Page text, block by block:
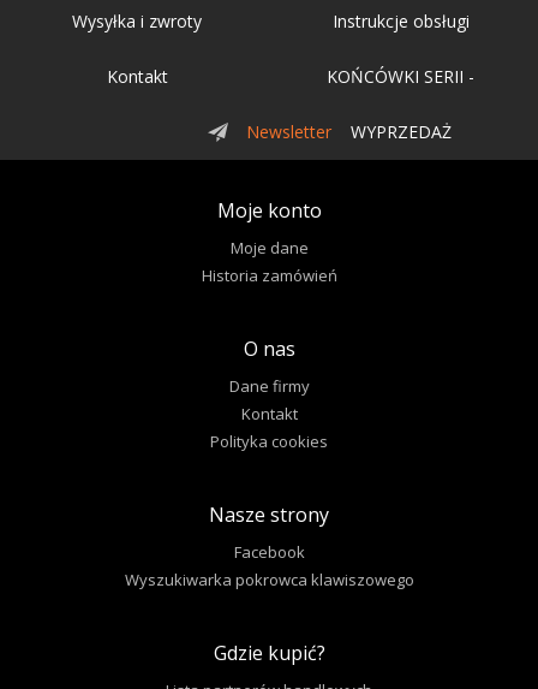
Wysyłka i zwroty Instrukcje obsługi
Kontakt KOŃCÓWKI SERII -
WYPRZEDAŻ
Newsletter
Moje konto
Moje dane
Historia zamówień
O nas
Dane firmy
Kontakt
Polityka cookies
Nasze strony
Facebook
Wyszukiwarka pokrowca klawiszowego
Gdzie kupić?